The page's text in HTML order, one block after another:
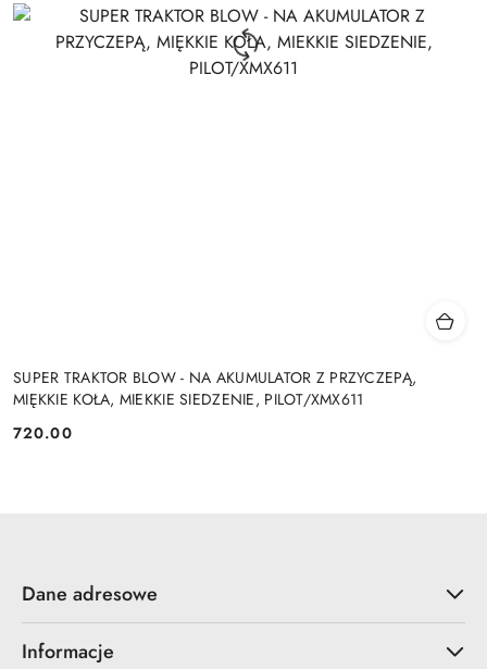
SUPER TRAKTOR BLOW - NA AKUMULATOR Z PRZYCZEPĄ,
MIĘKKIE KOŁA, MIEKKIE SIEDZENIE, PILOT/XMX611
Cena:
720.00
Dane adresowe
Informacje